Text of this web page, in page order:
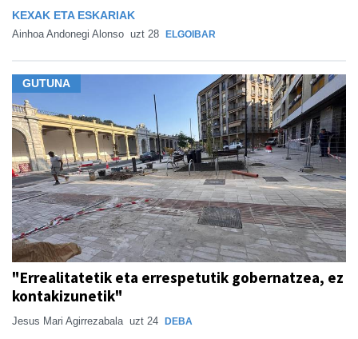
KEXAK ETA ESKARIAK
Ainhoa Andonegi Alonso uzt 28 ELGOIBAR
GUTUNA
"Errealitatetik eta errespetutik gobernatzea, ez
kontakizunetik"
Jesus Mari Agirrezabala uzt 24 DEBA